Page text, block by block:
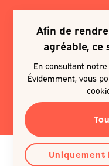
Je
Afin de
agréable, ce
En consultant
Évidemment, vous
Uniquement